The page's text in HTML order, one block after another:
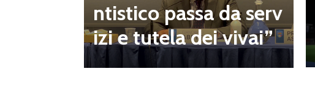
ntistico passa da serv
izi e tutela dei vivai”